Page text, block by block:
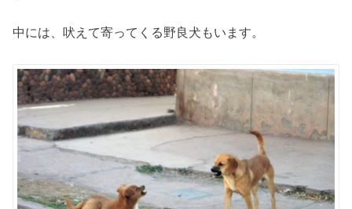
中には、吠えて寄ってくる野良犬もいます。